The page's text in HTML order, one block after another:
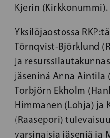
Kjerin (Kirkkonummi).
Yksilöjaostossa
Törnqvist-Björklund
ja
jäseninä Anna Aintila
Torbjörn Ekholm
Himmanen (Lohja) ja
(Raasepori)
varsinaisia ​​jäseniä ja